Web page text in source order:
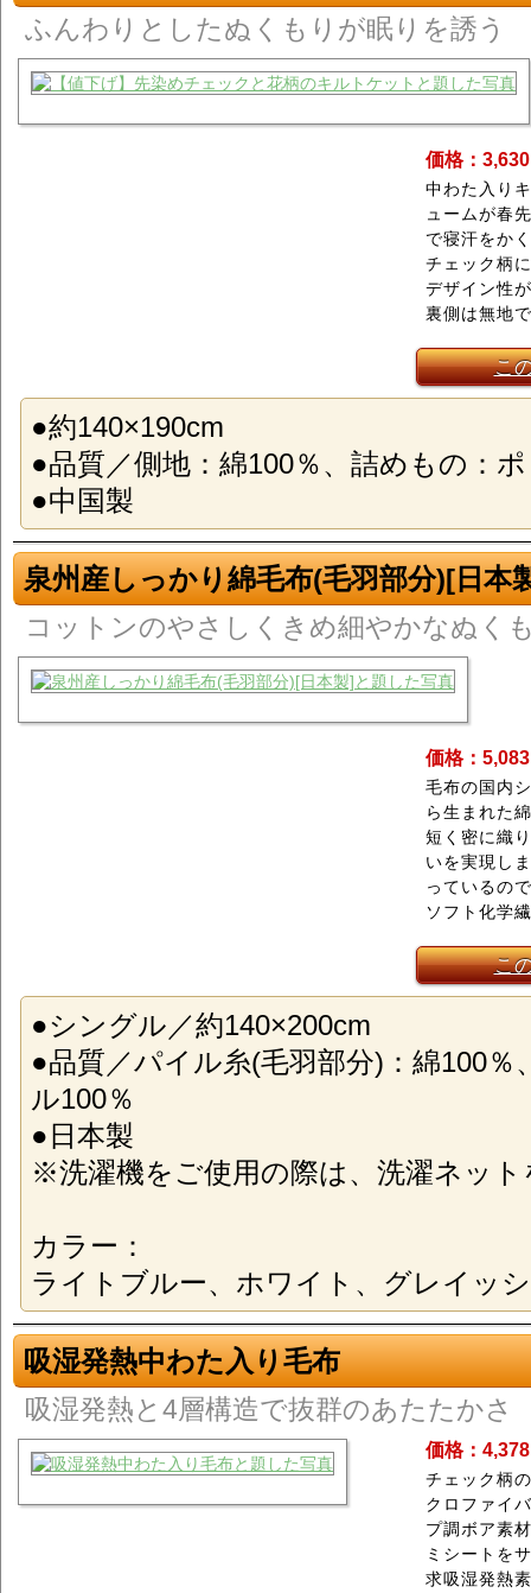
ふんわりとしたぬくもりが眠りを誘う
価格：
中わた入り
ュームが春
で寝汗をか
チェック柄
デザイン性
裏側は無地
こ
●約140×190cm
●品質／側地：綿100％、詰めもの：
●中国製
泉州産しっかり綿毛布(毛羽部分)[日本
コットンのやさしくきめ細やかなぬく
価格：
毛布の国内
ら生まれた
短く密に織
いを実現し
っているの
ソフト化学
こ
●シングル／約140×200cm
●品質／パイル糸(毛羽部分)：綿100％
ル100％
●日本製
※洗濯機をご使用の際は、洗濯ネッ
カラー：
ライトブルー、ホワイト、グレイッ
吸湿発熱中わた入り毛布
吸湿発熱と4層構造で抜群のあたたかさ
価格：
チェック柄
クロファイ
プ調ボア素
ミシートを
求吸湿発熱